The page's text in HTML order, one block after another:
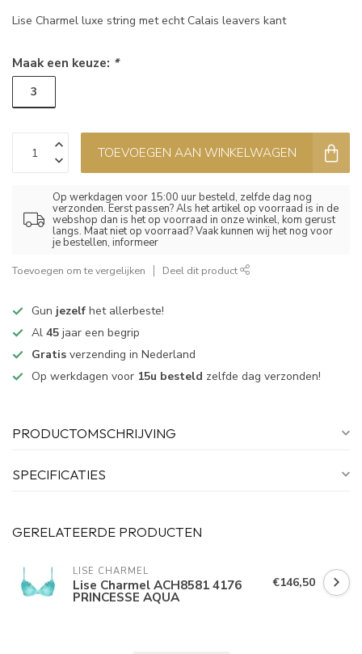
Lise Charmel luxe string met echt Calais leavers kant
Maak een keuze: *
3
TOEVOEGEN AAN WINKELWAGEN
Op werkdagen voor 15:00 uur besteld, zelfde dag nog
verzonden. Eerst passen? Als het artikel op voorraad is in de
webshop dan is het op voorraad in onze winkel, kom gerust
langs. Maat niet op voorraad? Vaak kunnen wij het nog voor
je bestellen, informeer
Toevoegen om te vergelijken Deel dit product
Gun jezelf het allerbeste!
Al 45 jaar een begrip
Gratis verzending in Nederland
Op werkdagen voor 15u besteld zelfde dag verzonden!
PRODUCTOMSCHRIJVING
SPECIFICATIES
GERELATEERDE PRODUCTEN
LISE CHARMEL
Lise Charmel ACH8581 4176
PRINCESSE AQUA
€146,50